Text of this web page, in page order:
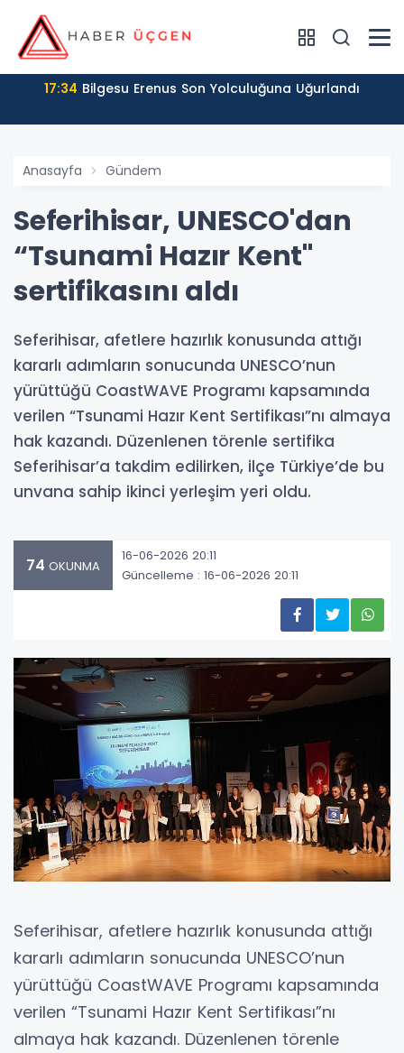
17:34 Bilgesu Erenus Son Yolculuğuna Uğurlandı
Anasayfa Gündem
Seferihisar, UNESCO'dan
“Tsunami Hazır Kent"
sertifikasını aldı
Seferihisar, afetlere hazırlık konusunda attığı
kararlı adımların sonucunda UNESCO’nun
yürüttüğü CoastWAVE Programı kapsamında
verilen “Tsunami Hazır Kent Sertifikası”nı almaya
hak kazandı. Düzenlenen törenle sertifika
Seferihisar’a takdim edilirken, ilçe Türkiye’de bu
unvana sahip ikinci yerleşim yeri oldu.
74 OKUNMA
16-06-2026 20:11
Güncelleme : 16-06-2026 20:11
Seferihisar, afetlere hazırlık konusunda attığı
kararlı adımların sonucunda UNESCO’nun
yürüttüğü CoastWAVE Programı kapsamında
verilen “Tsunami Hazır Kent Sertifikası”nı
almaya hak kazandı. Düzenlenen törenle